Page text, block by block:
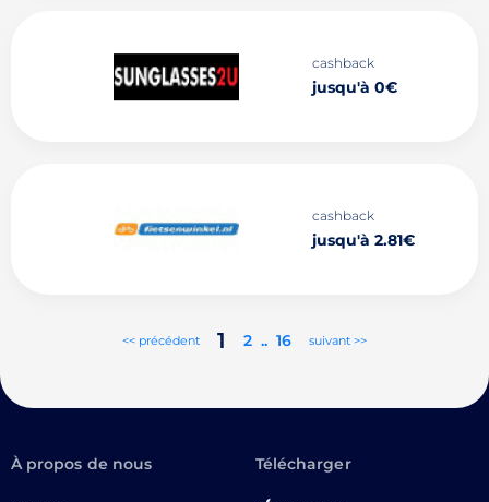
cashback
jusqu'à 0€
cashback
jusqu'à 2.81€
<< précédent 1 2 .. 16 suivant >>
À propos de nous Télécharger